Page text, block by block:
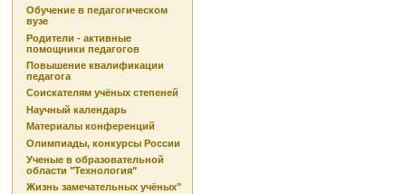
Обучение в педагогическом
вузе
Родители - активные
помощники педагогов
Повышение квалификации
педагога
Соискателям учёных степеней
Научный календарь
Материалы конференций
Олимпиады, конкурсы России
Ученые в образовательной
области "Технология"
Жизнь замечательных учёных"